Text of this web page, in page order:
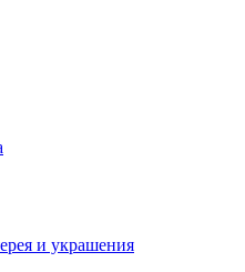
и украшения